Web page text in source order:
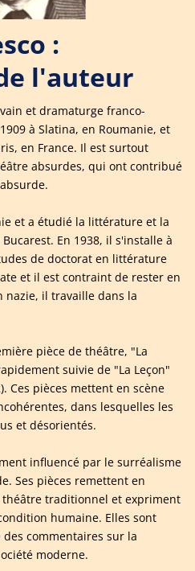
:
l'auteur
et dramaturge franco-
à Slatina, en Roumanie, et
en France. Il est surtout
absurdes, qui ont contribué
et a étudié la littérature et la
En 1938, il s'installe à
de doctorat en littérature
et il est contraint de rester en
nazie, il travaille dans la
pièce de théâtre, "La
suivie de "La Leçon"
Ces pièces mettent en scène
dans lesquelles les
et désorientés.
influencé par le surréalisme
Ses pièces remettent en
traditionnel et expriment
humaine. Elles sont
commentaires sur la
moderne.